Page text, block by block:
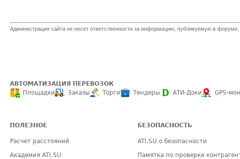
Администрация сайта не несет ответственности за информацию, публикуемую в
АВТОМАТИЗАЦИЯ ПЕРЕВОЗОК
Площадки
Заказы Торги Тендеры АТИ-Доки GPS-
ПОЛЕЗНОЕ
Расчет расстояний
Академия ATI.SU
БЕЗОПАСНОСТЬ
ATI.SU о безопасности
Памятка по проверке